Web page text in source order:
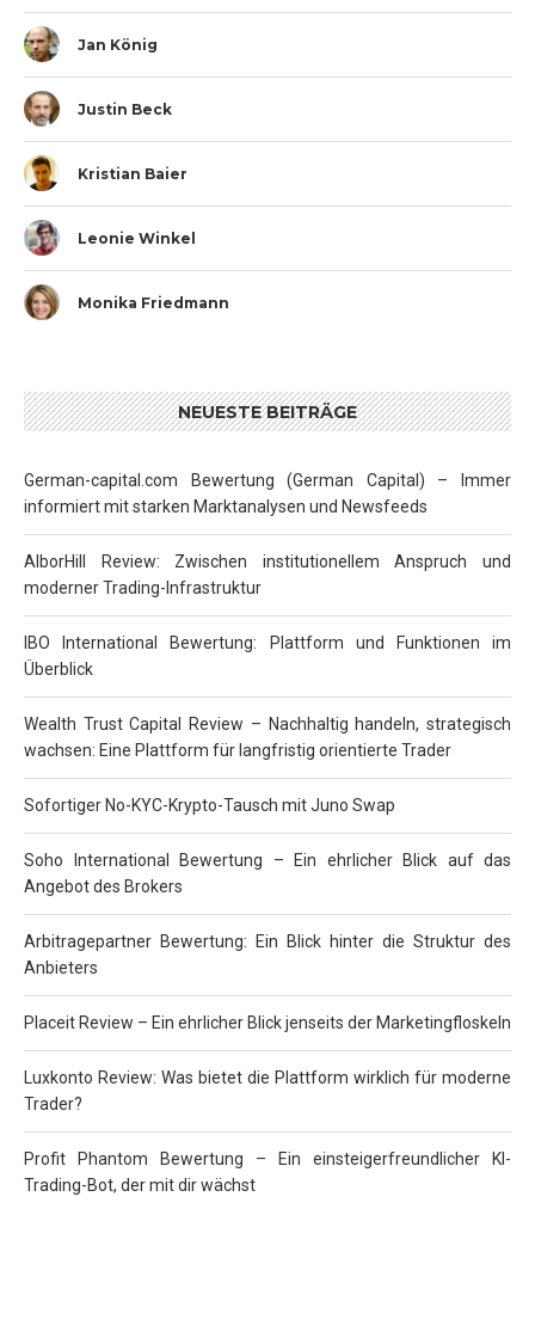
Jan König
Justin Beck
Kristian Baier
Leonie Winkel
Monika Friedmann
NEUESTE BEITRÄGE
German-capital.com Bewertung (German Capital) – Immer
informiert mit starken Marktanalysen und Newsfeeds
AlborHill Review: Zwischen institutionellem Anspruch und
moderner Trading-Infrastruktur
IBO International Bewertung: Plattform und Funktionen im
Überblick
Wealth Trust Capital Review – Nachhaltig handeln, strategisch
wachsen: Eine Plattform für langfristig orientierte Trader
Sofortiger No-KYC-Krypto-Tausch mit Juno Swap
Soho International Bewertung – Ein ehrlicher Blick auf das
Angebot des Brokers
Arbitragepartner Bewertung: Ein Blick hinter die Struktur des
Anbieters
Placeit Review – Ein ehrlicher Blick jenseits der Marketingfloskeln
Luxkonto Review: Was bietet die Plattform wirklich für moderne
Trader?
Profit Phantom Bewertung – Ein einsteigerfreundlicher KI-
Trading-Bot, der mit dir wächst